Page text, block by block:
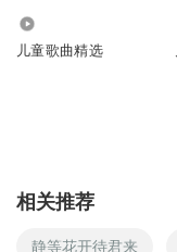
儿童歌曲精选
相关推荐
静等花开待君来